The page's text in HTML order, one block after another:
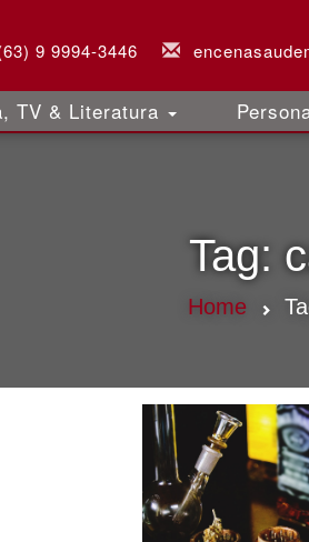
9 9994-3446
TV & Literatura
Tag:
Home